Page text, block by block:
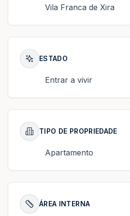
Vila Franca de Xira
ESTADO
Entrar a vivir
TIPO DE PROPRIEDADE
Apartamento
ÁREA INTERNA